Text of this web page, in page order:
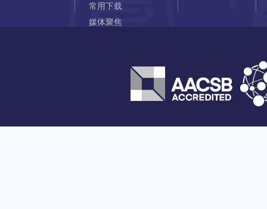
常用下载
媒体聚焦